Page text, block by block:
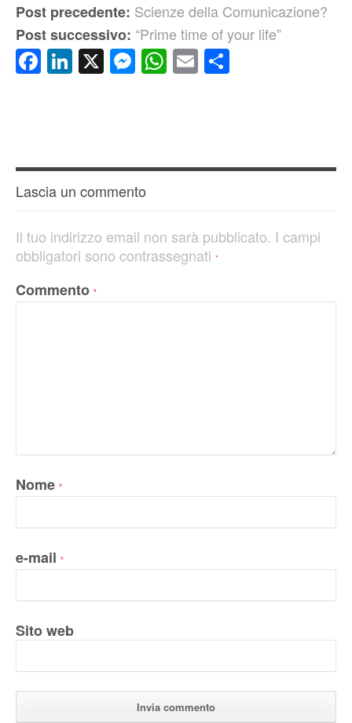
Post precedente: Scienze della Comunicazione?
Post successivo: “Prime time of your life”
Facebook
LinkedIn
X Messenger
WhatsApp
Email
Lascia un commento
Il tuo indirizzo email non sarà pubblicato. I campi
obbligatori sono contrassegnati *
Commento *
Nome *
e-mail *
Sito web